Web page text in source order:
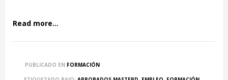
Read more...
PUBLICADO EN FORMACIÓN